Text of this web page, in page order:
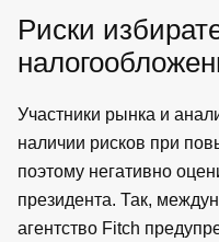
Риски
Участники рынка и
наличии рисков при
поэтому негативно
президента. Так,
агентство Fitch